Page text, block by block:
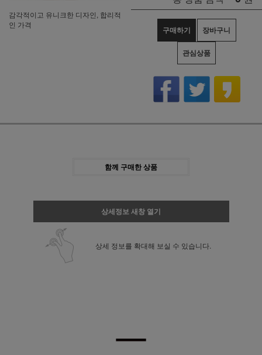
감각적이고 유니크한 디자인, 합리적
인 가격
구매하기 장바구니
관심상품
함께 구매한 상품
상세정보 새창 열기
상세 정보를 확대해 보실 수 있습니다.